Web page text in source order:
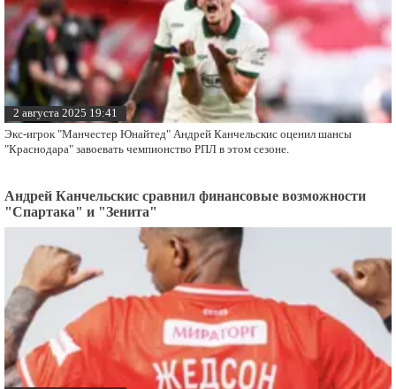
2 августа 2025 19:41
Экс-игрок "Манчестер Юнайтед" Андрей Канчельскис оценил шансы
"Краснодара" завоевать чемпионство РПЛ в этом сезоне.
Андрей Канчельскис сравнил финансовые возможности
"Спартака" и "Зенита"